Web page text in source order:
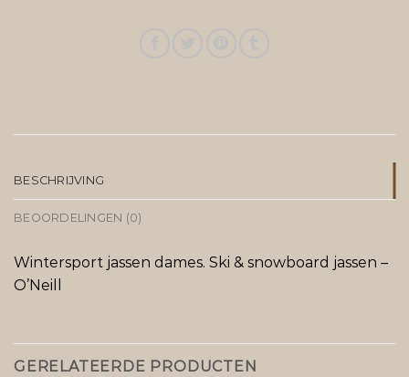
BESCHRIJVING
BEOORDELINGEN (0)
Wintersport jassen dames. Ski & snowboard jassen –
O’Neill
GERELATEERDE PRODUCTEN